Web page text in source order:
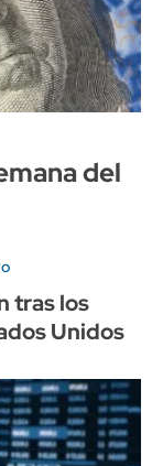
del
tras los
Unidos